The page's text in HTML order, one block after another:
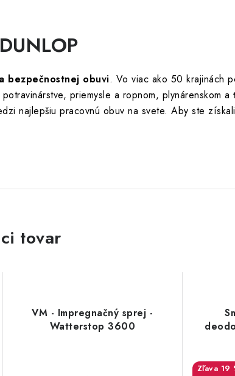
bezpečnostnej obuvi. Vo viac ako 50 krajinách
priemysle a ropnom, plynárenskom a
najlepšiu pracovnú obuv na svete. Aby ste
tovar
VM - Impregnačný sprej -
Watterstop 3600
19